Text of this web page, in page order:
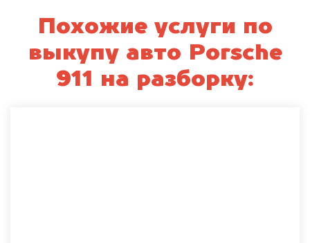
Похожие услуги по
выкупу авто Porsche
911 на разборку: